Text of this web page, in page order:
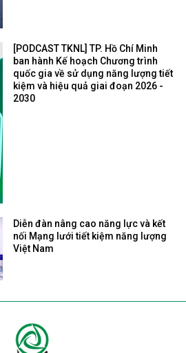
[PODCAST TKNL] TP. Hồ Chí Minh
ban hành Kế hoạch Chương trình
quốc gia về sử dụng năng lượng tiết
kiệm và hiệu quả giai đoạn 2026 -
2030
Diễn đàn nâng cao năng lực và kết
nối Mạng lưới tiết kiệm năng lượng
Việt Nam